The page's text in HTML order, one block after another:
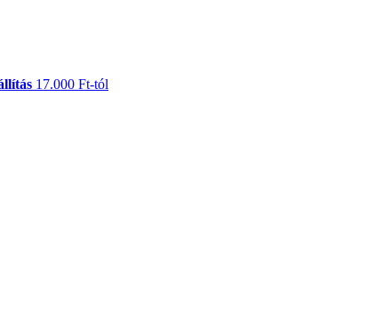
17.000 Ft-tól